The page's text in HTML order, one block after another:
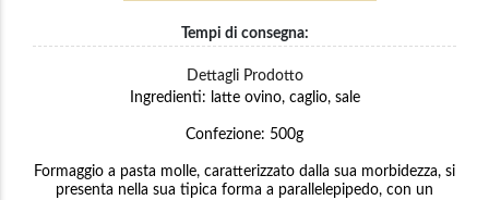
Tempi di consegna:
Dettagli Prodotto
Ingredienti: latte ovino, caglio, sale
Confezione: 500g
Formaggio a pasta molle, caratterizzato dalla sua morbidezza, si
presenta nella sua tipica forma a parallelepipedo, con un